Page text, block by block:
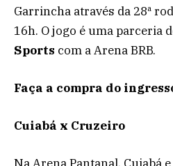
Garrincha através da 28ª
16h. O jogo é uma parceria
Sports com a Arena BRB.
Faça a compra do
Cuiabá x Cruzeiro